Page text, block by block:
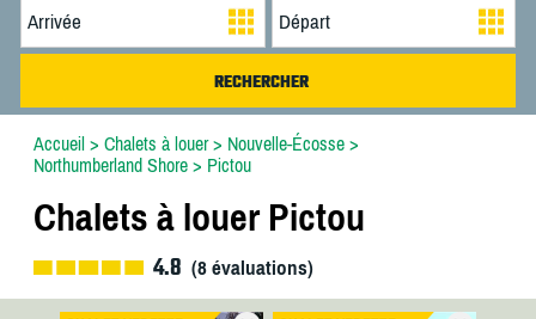
Accueil> Chalets à louer> Nouvelle-Écosse>
Northumberland Shore> Pictou
Chalets à louer Pictou
4.8 (8évaluations)